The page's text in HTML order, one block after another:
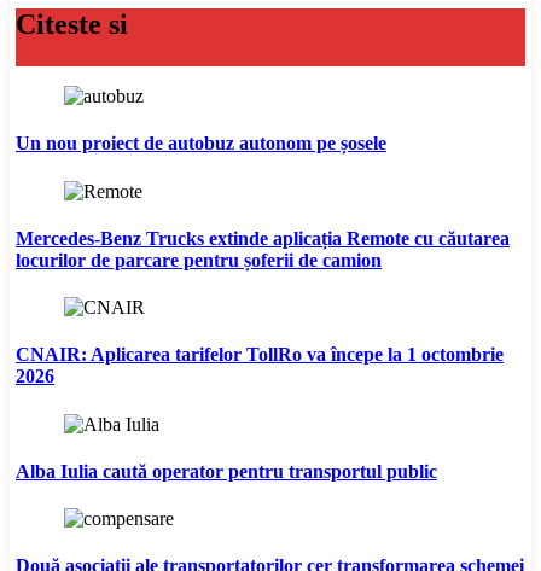
Citeste si
Un nou proiect de autobuz autonom pe șosele
Mercedes-Benz Trucks extinde aplicația Remote cu căutarea
locurilor de parcare pentru șoferii de camion
CNAIR: Aplicarea tarifelor TollRo va începe la 1 octombrie
2026
Alba Iulia caută operator pentru transportul public
Două asociații ale transportatorilor cer transformarea schemei